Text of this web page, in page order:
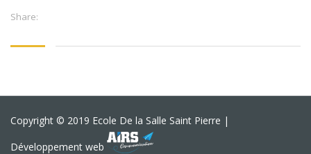
Share:
Copyright © 2019 Ecole De la Salle Saint Pierre |
Développement web